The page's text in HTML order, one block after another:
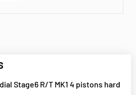
Stage6 R/T MK1 4 pistons hard